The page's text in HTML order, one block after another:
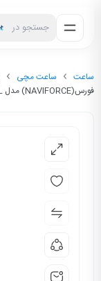
جستجو در
ساعت ساعت مچی
فورس(NAVIFORCE) مدل NF9172M-BL